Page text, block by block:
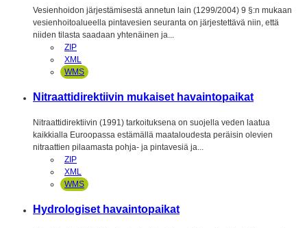
Vesienhoidon järjestämisestä annetun lain (1299/2004) 9 §:n mukaan
vesienhoitoalueella pintavesien seuranta on järjestettävä niin, että
niiden tilasta saadaan yhtenäinen ja...
ZIP
XML
WMS
Nitraattidirektiivin mukaiset havaintopaikat
Nitraattidirektiivin (1991) tarkoituksena on suojella veden laatua
kaikkialla Euroopassa estämällä maataloudesta peräisin olevien
nitraattien pilaamasta pohja- ja pintavesiä ja...
ZIP
XML
WMS
Hydrologiset havaintopaikat